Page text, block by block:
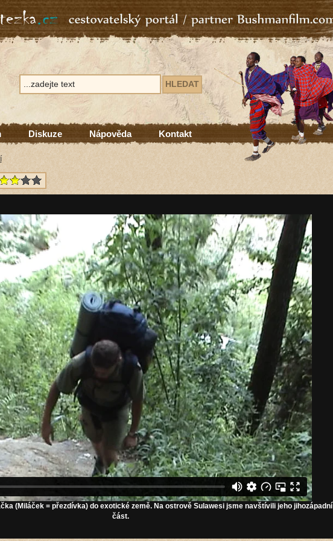
Diskuze Nápověda Kontakt
(Miláček = přezdívka) do exotické země. Na ostrově Sulawesi jsme navštívili jeho jihozápadní
část.